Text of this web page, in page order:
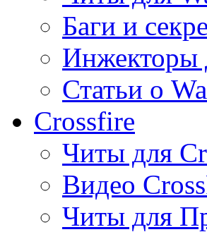
Баги и
Инжекторы
Статьи о
Crossfire
Читы для
Видео
Читы для